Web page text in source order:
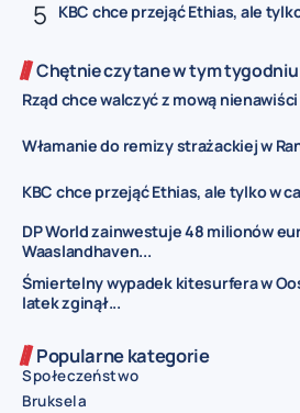
KBC chce przejąć Ethias, ale
Chętnie czytane w tym tygodniu
Rząd chce walczyć z mową
Włamanie do remizy strażackiej w
KBC chce przejąć Ethias, ale tylko w
DP World zainwestuje 48 milionów
Waaslandhaven...
Śmiertelny wypadek kitesurfera w
latek zginął...
Popularne kategorie
Społeczeństwo
Bruksela